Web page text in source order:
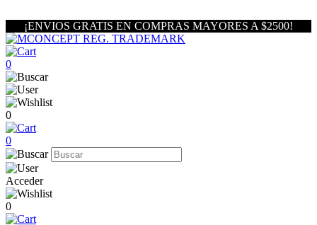
¡ENVIOS GRATIS EN COMPRAS MAYORES A $2500!
0
0
0
Acceder
0